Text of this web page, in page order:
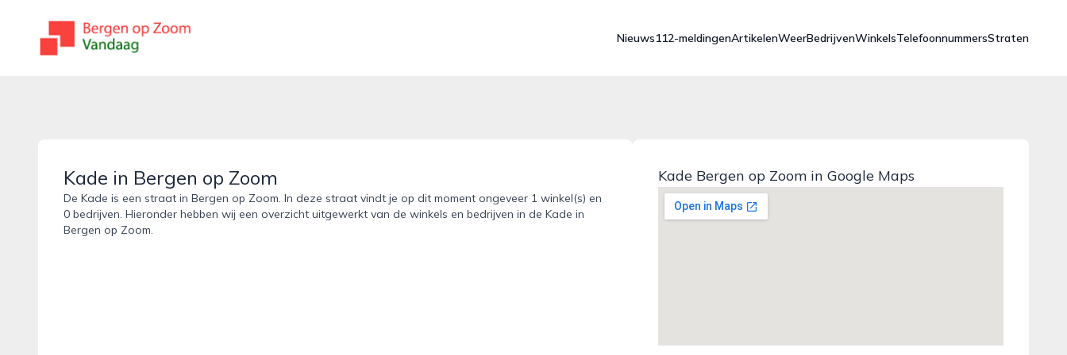
bergenopzoomvandaag.nl
Nieuws112-meldingenArtikelenWeerBedrijvenWinkelsTelefoonnummersStraten
Kade in Bergen op Zoom
De Kade is een straat in Bergen op Zoom. In deze straat vindt je op dit moment ongeveer 1 winkel(s) en
0 bedrijven. Hieronder hebben wij een overzicht uitgewerkt van de winkels en bedrijven in de Kade in
Bergen op Zoom.
Kade Bergen op Zoom in Google Maps